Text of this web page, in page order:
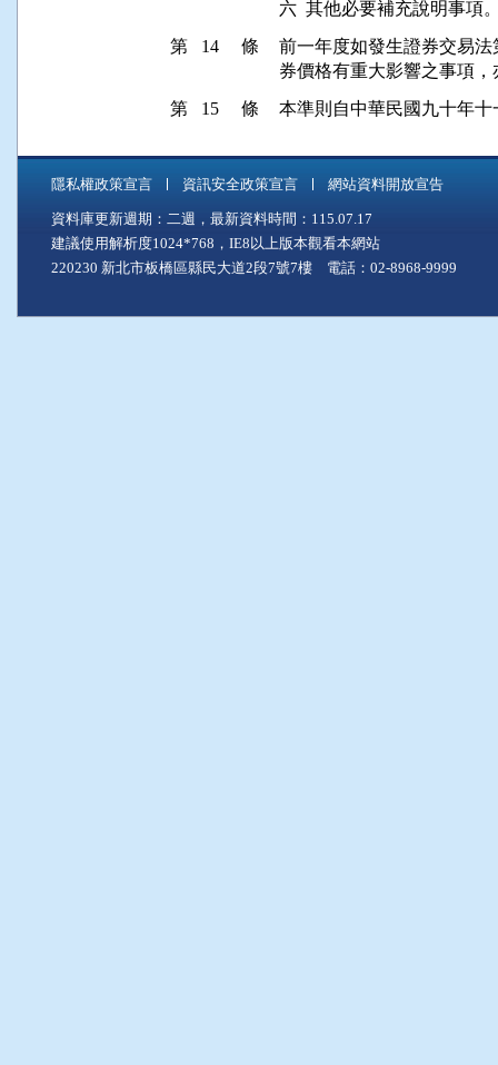
第 14 條 前一年度如發生證券交易
第 15 條
隱私權政策宣言 資訊安全政策宣言 網站資料開放宣告
資料庫更新週期：二週，最新資料時間：115.07.17
建議使用解析度1024*768，IE8以上版本觀看本網站
220230 新北市板橋區縣民大道2段7號7樓 電話：02-8968-9999